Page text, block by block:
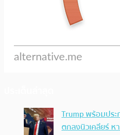
Trump พร้อมประ
ตกลงนิวเคลียร์ ห